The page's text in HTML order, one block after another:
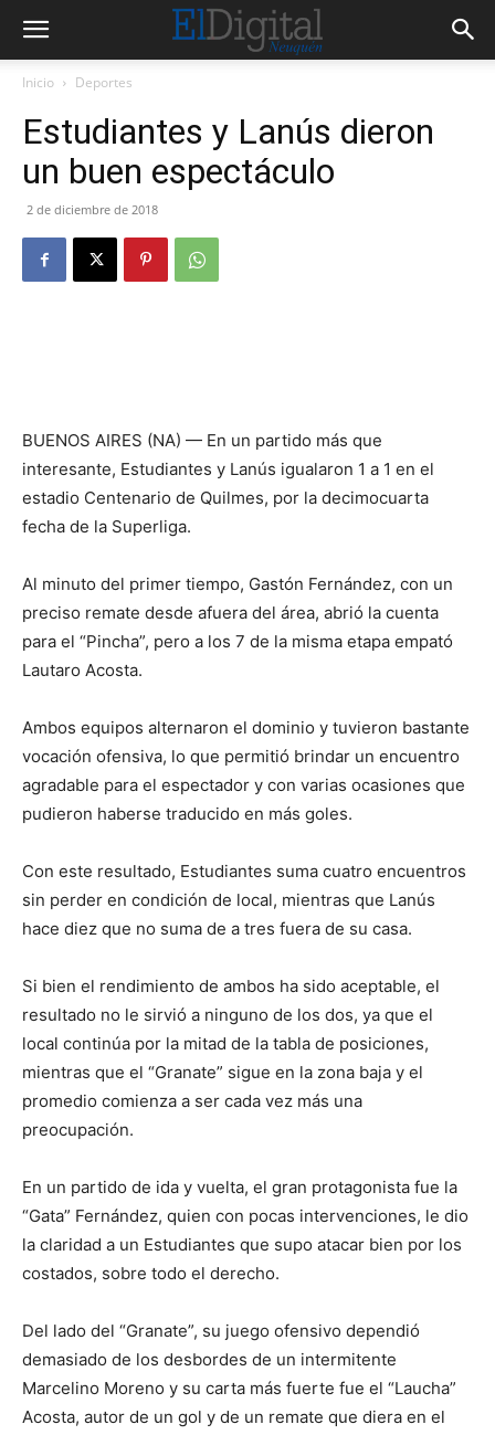
Inicio Deportes
Estudiantes y Lanús dieron
un buen espectáculo
2 de diciembre de 2018
BUENOS AIRES (NA) — En un partido más que
interesante, Estudiantes y Lanús igualaron 1 a 1 en el
estadio Centenario de Quilmes, por la decimocuarta
fecha de la Superliga.
Al minuto del primer tiempo, Gastón Fernández, con un
preciso remate desde afuera del área, abrió la cuenta
para el “Pincha”, pero a los 7 de la misma etapa empató
Lautaro Acosta.
Ambos equipos alternaron el dominio y tuvieron bastante
vocación ofensiva, lo que permitió brindar un encuentro
agradable para el espectador y con varias ocasiones que
pudieron haberse traducido en más goles.
Con este resultado, Estudiantes suma cuatro encuentros
sin perder en condición de local, mientras que Lanús
hace diez que no suma de a tres fuera de su casa.
Si bien el rendimiento de ambos ha sido aceptable, el
resultado no le sirvió a ninguno de los dos, ya que el
local continúa por la mitad de la tabla de posiciones,
mientras que el “Granate” sigue en la zona baja y el
promedio comienza a ser cada vez más una
preocupación.
En un partido de ida y vuelta, el gran protagonista fue la
“Gata” Fernández, quien con pocas intervenciones, le dio
la claridad a un Estudiantes que supo atacar bien por los
costados, sobre todo el derecho.
Del lado del “Granate”, su juego ofensivo dependió
demasiado de los desbordes de un intermitente
Marcelino Moreno y su carta más fuerte fue el “Laucha”
Acosta, autor de un gol y de un remate que diera en el